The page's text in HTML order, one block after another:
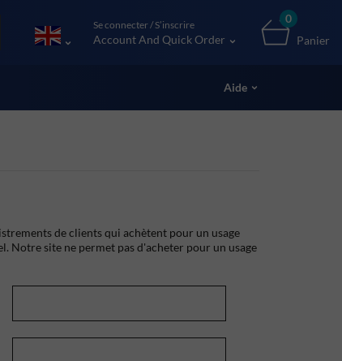
Se connecter / S’inscrire
Account And Quick Order
0
Panier
Aide
de clients qui achètent pour un usage
Notre site ne permet pas d'acheter pour un usage